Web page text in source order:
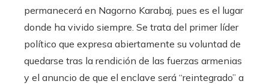
permanecerá en Nagorno Karabaj, pues es el lugar
donde ha vivido siempre. Se trata del primer líder
político que expresa abiertamente su voluntad de
quedarse tras la rendición de las fuerzas armenias
y el anuncio de que el enclave será “reintegrado” a